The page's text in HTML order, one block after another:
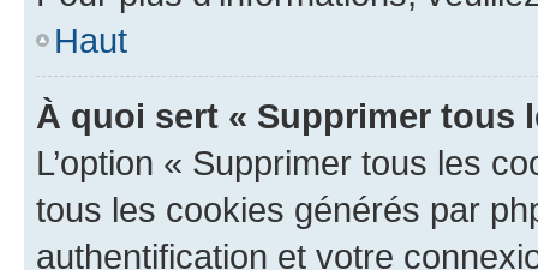
Haut
À quoi sert « Supprimer tous
L’option « Supprimer tous les
tous les cookies générés par
authentification et votre